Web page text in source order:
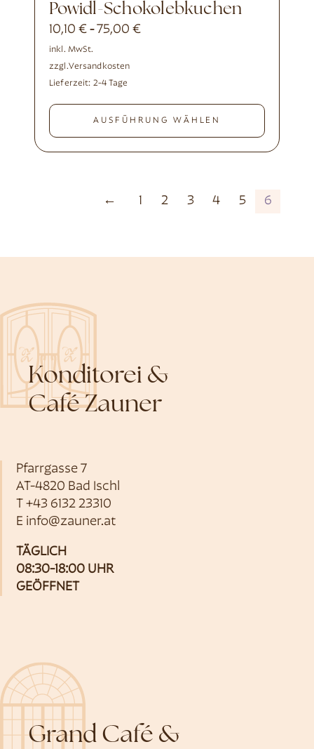
Powidl-Schokolebkuchen
10,10€ -75,00€
inkl. MwSt.
zzgl.Versandkosten
Lieferzeit: 2-4 Tage
AUSFÜHRUNG WÄHLEN
← 1 2 3 4 5 6
Konditorei &
Café Zauner
Pfarrgasse 7
AT-4820 Bad Ischl
T +43 6132 23310
E info@zauner.at
TÄGLICH
08:30-18:00 UHR
GEÖFFNET
Grand Café &